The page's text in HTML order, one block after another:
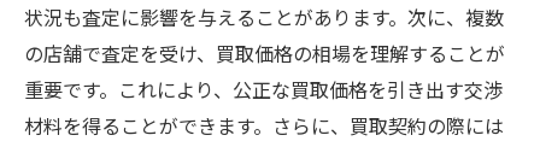
状況も査定に影響を与えることがあります。次に、複数
の店舗で査定を受け、買取価格の相場を理解することが
重要です。これにより、公正な買取価格を引き出す交渉
材料を得ることができます。さらに、買取契約の際には